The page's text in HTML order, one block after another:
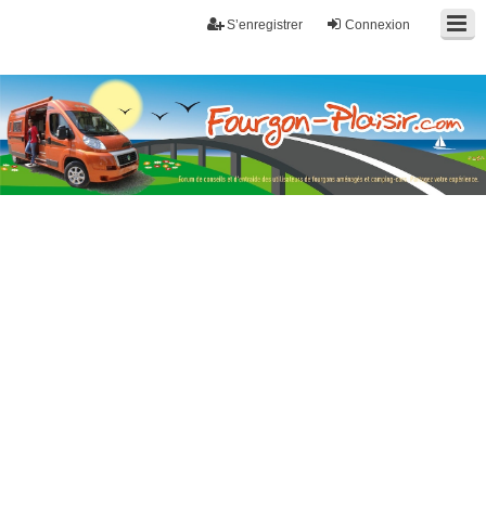
Connexion
S’enregistrer
Fourgon-plaisir.com
Forum de conseils et d'entraide des utilisateurs de fourgons, fourgons
aménagés, vans et de camping-car. Partagez votre expérience.